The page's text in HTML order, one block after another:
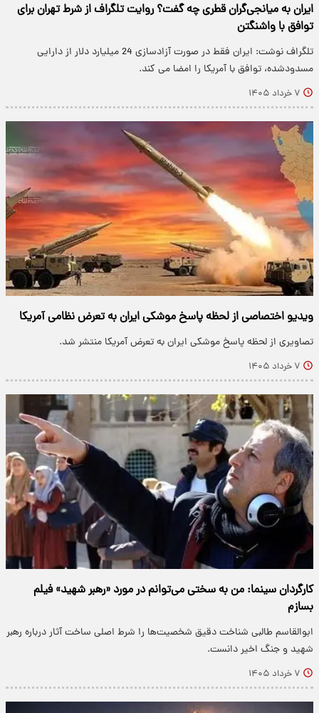
ایران به میانجی‌گران قطری چه گفت؟ روایت تلگراف از شرط تهران برای
توافق با واشنگتن
تلگراف نوشت: ایران فقط در صورت آزادسازی 24 میلیارد دلار از دارایی‌
مسدودشده‌، توافق با آمریکا را امضا می کند.
۷ خرداد ۱۴۰۵
ویدیو اختصاصی از لحظه پاسخ موشکی ایران به تعرض نظامی آمریکا
تصاویری از لحظه پاسخ موشکی ایران به تعرض آمریکا منتشر شد.
۷ خرداد ۱۴۰۵
کارگردان سینما: من به سختی می‌توانم در مورد «رهبر شهید» فیلم
بسازم
ابوالقاسم طالبی شناخت دقیق شخصیت‌ها را شرط اصلی ساخت آثار درباره رهبر
شهید و جنگ اخیر دانست.
۷ خرداد ۱۴۰۵